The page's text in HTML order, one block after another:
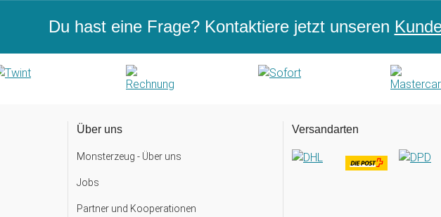
Du hast eine Frage? Kontaktiere jetzt unseren
Über uns
Monsterzeug - Über uns
Jobs
Partner und Kooperationen
Versandarten